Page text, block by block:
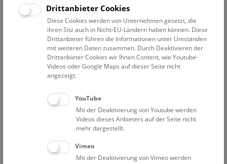
um die Abwicklung der geplanten Forschungsarbeiten in
einem Verein mit Wissenschaftlerinnen und
Wissenschaftlern als Vorstandsmitglieder, der ausschließlich
die interdisziplinäre wissenschaftliche Erforschung der
Geschichte der Kelten am Sandberg in Roseldorf/NÖ zum
Ziel hat, zu erleichtern und wesentlich effizienter zu machen.
Auch der Sitz des neuen Vereins in Wien trug zur
Der Verein "Forum Platt" blieb weiterhin bestehen und
widmete sich verstärkt der historischen Erforschung des
Ortes Platt bzw. dessen näherer Umgebung sowie in
Zusammenarbeit mit dem wissenschaftlichen Verein
„KELTENFORSCHUNG ROSELDORF "Fürstensitz-Keltenstadt"
Drittanbieter Cookies
Diese Cookies werden von Unternehmen gesetzt, die
ihren Sitz auch in Nicht-EU-Ländern haben können. Diese
Drittanbieter führen die Informationen unter Umständen
mit weiteren Daten zusammen. Durch Deaktivieren der
Drittanbieter Cookies wir Ihnen Content, wie Youtube-
Videos oder Google Maps auf dieser Seite nicht
angezeigt.
YouTube
Mit der Deaktivierung von Youtube werden
Videos dieses Anbieters auf der Seite nicht
mehr dargestellt.
Vimeo
Mit der Deaktivierung von Vimeo werden